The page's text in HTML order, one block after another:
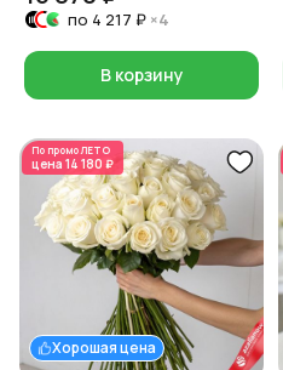
по 4 217 ₽ ×4
В корзину
По промоЛЕТО
цена 14 180 ₽
Хорошая цена